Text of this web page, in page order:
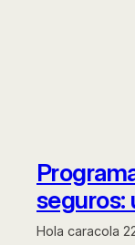
seguros:
Hola caracola